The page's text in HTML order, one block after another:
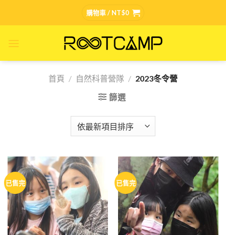
購物車 / NT$0
首頁 / 自然科普營隊 / 2023冬令營
篩選
已售完 已售完